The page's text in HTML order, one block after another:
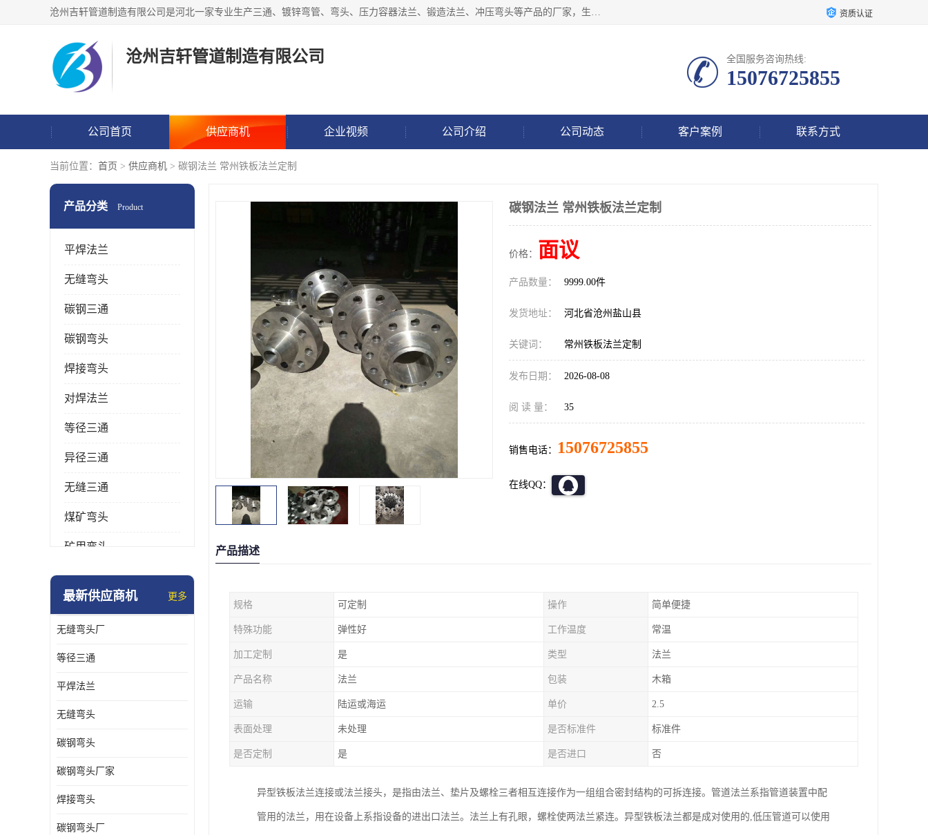
沧州吉轩管道制造有限公司是河北一家专业生产三通、镀锌弯管、弯头、压力容器法兰、锻造法兰、冲压弯头等产品的厂家，生产设备精良，工艺先进，产品规格齐全，售后服务健全。 资质认证
沧州吉轩管道制造有限公司 全国服务咨询热线:
15076725855
公司首页 供应商机 企业视频 公司介绍 公司动态 客户案例 联系方式
当前位置： 首页 > 供应商机 > 碳钢法兰 常州铁板法兰定制
产品分类 Product
平焊法兰
无缝弯头
碳钢三通
碳钢弯头
焊接弯头
对焊法兰
等径三通
异径三通
无缝三通
煤矿弯头
矿用弯头
冲压弯头
热压弯头
镀锌弯头
最新供应商机 更多
无缝弯头厂
等径三通
平焊法兰
无缝弯头
碳钢弯头
碳钢弯头厂家
焊接弯头
碳钢弯头厂
碳钢法兰 常州铁板法兰定制
价格： 面议
产品数量： 9999.00件
发货地址： 河北省沧州盐山县
关键词： 常州铁板法兰定制
发布日期： 2026-08-08
阅 读 量： 35
销售电话： 15076725855
在线QQ：
产品描述
规格 可定制 操作 简单便捷
特殊功能 弹性好 工作温度 常温
加工定制 是 类型 法兰
产品名称 法兰 包装 木箱
运输 陆运或海运 单价 2.5
表面处理 未处理 是否标准件 标准件
是否定制 是 是否进口 否
异型铁板法兰连接或法兰接头，是指由法兰、垫片及螺栓三者相互连接作为一组组合密封结构的可拆连接。管道法兰系指管道装置中配
管用的法兰，用在设备上系指设备的进出口法兰。法兰上有孔眼，螺栓使两法兰紧连。异型铁板法兰都是成对使用的,低压管道可以使用